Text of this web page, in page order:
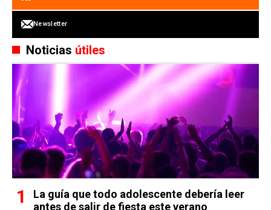
Newsletter
Noticias útiles
La guía que todo adolescente debería leer
antes de salir de fiesta este verano